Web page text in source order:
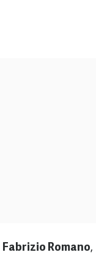
Fabrizio Romano,